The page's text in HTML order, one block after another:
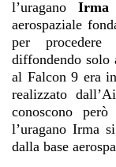
l’uragano
aerospaziale
per
diffondendo
al Falcon 9 era
realizzato
conoscono
l’uragano Irma
dalla base